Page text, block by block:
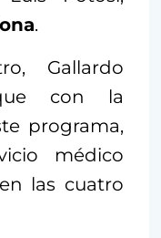
.
Gallardo
con la
programa,
médico
las cuatro